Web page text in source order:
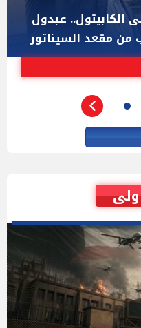
الذى يواجه "هايلي
بإنتخابات ميشيجان